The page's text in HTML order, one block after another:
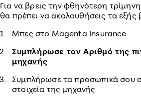
Για να βρεις την φθηνότερη
θα πρέπει να ακολουθήσεις τα εξής
Μπες στο Magenta Insurance
Συμπλήρωσε τον Αριθμό της
μηχανής
Συμπλήρωσε τα προσωπικά σου
στοιχεία της μηχανής